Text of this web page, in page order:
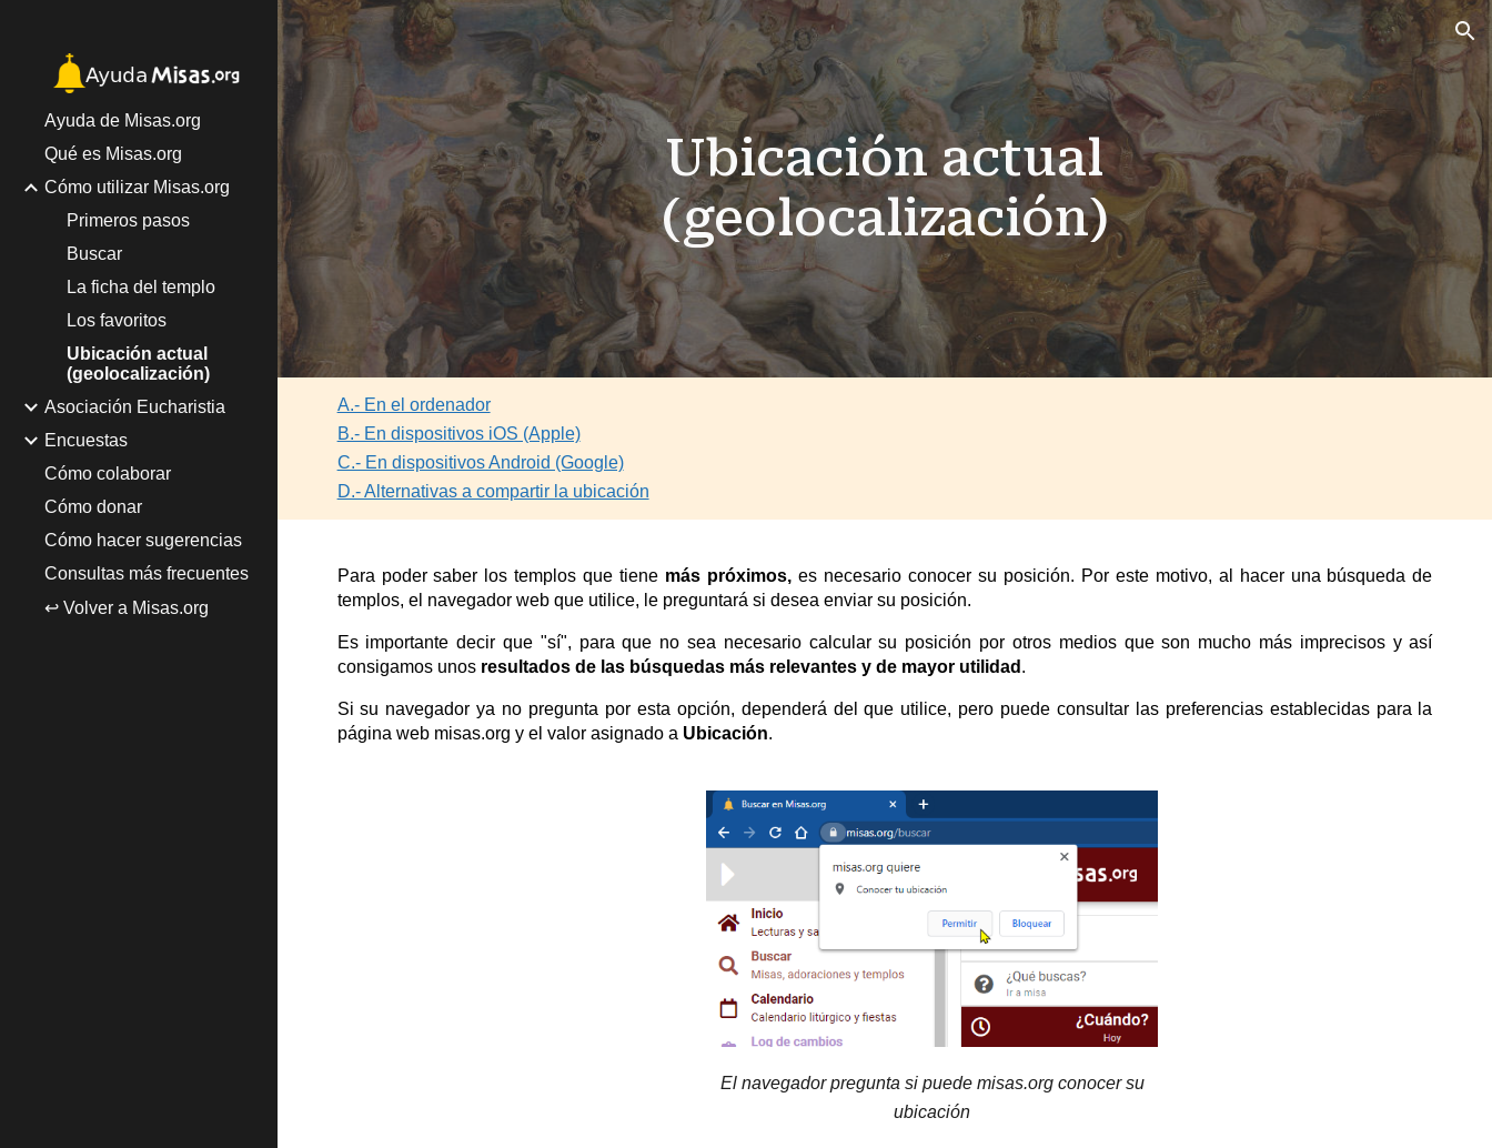
Skip to main content Skip to navigation
Ayuda de Misas.org
Qué es Misas.org
Cómo utilizar Misas.org
Primeros pasos
Buscar
La ficha del templo
Los favoritos
Ubicación actual
(geolocalización)
Asociación Eucharistia
Encuestas
Cómo colaborar
Cómo donar
Cómo hacer sugerencias
Consultas más frecuentes
↩️ Volver a Misas.org
Ubicación actual
(geolocalización)
A.- En el ordenador
B.- En dispositivos iOS (Apple)
C.- En dispositivos Android (Google)
D.- Alternativas a compartir la ubicación
Para poder saber los templos que tiene más próximos, es necesario conocer su posición. Por este motivo, al hacer una búsqueda de
templos, el navegador web que utilice, le preguntará si desea enviar su posición.
Es importante decir que "sí", para que no sea necesario calcular su posición por otros medios que son mucho más imprecisos y así
consigamos unos resultados de las búsquedas más relevantes y de mayor utilidad .
Sisu navegador ya no pregunta por esta opción, dependerá delque utilice, pero puede consultar las preferencias establecidas para la
página web misas.org y el valor asignado a Ubicación.
El navegador pregunta si puede misas.org conocer su
ubicación